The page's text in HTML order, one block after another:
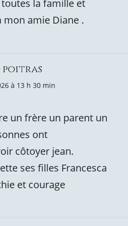
la famille et
amie Diane .
poitras
à 13 h 30 min
un frère un parent un
ont
côtoyer jean.
ses filles Francesca
et courage